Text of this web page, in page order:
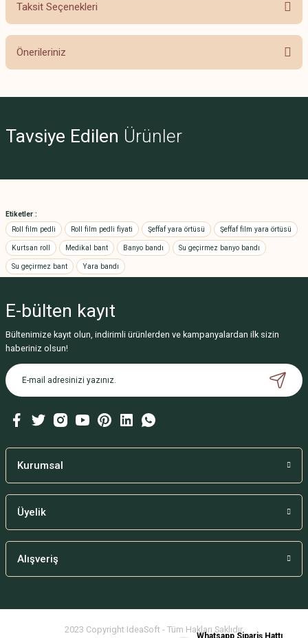
Whatsapp Sipariş Hattı
Bu ürüne ilk yorumu siz yapın!
Taksit Seçenekleri
Önerileriniz
Görüş ve önerileriniz için teşekkür ederiz.
Ürün fiyatı diğer sitelerden daha pahalı.
Bu ürüne benzer farklı alternatifler olmalı.
Gönder
Tavsiye Edilen Ürünler
Hasta Temizleme Eldiveni Sabunlu
165,00 TL
Etiketler :
Roll film pedli
Roll film pedli fiyati Şeffaf yara örtüsü Şeffaf film yara örtüsü
Kurtsan roll Medikal bant Banyo bandı Su geçirmez banyo bandı
Su geçirmez bant Yara bandı
E-bülten kayıt
Bültenimize kayıt olun, indirimli ürünlerden ve kampanyalardan ilk sizin
haberiniz olsun!
Kurumsal
Üyelik
Alışveriş
2023 Copyright IdeaSoft - Tüm Hakları Saklıdır.